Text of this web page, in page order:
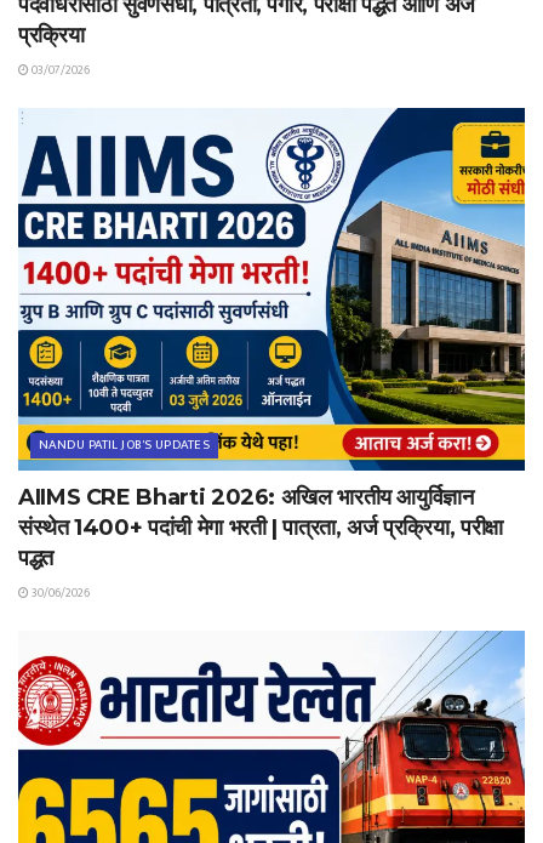
प्रक्रिया
03/07/2026
NANDU PATIL JOB'S UPDATES
AIIMS CRE Bharti 2026: अखिल भारतीय आयुर्विज्ञान
संस्थेत 1400+ पदांची मेगा भरती | पात्रता, अर्ज प्रक्रिया, परीक्षा
पद्धत
30/06/2026